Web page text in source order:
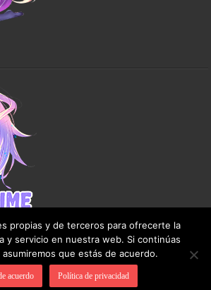
- Este sitio no almacena ningún archivo en sus
contenido de dominio público de manera gratuita.
propias y de terceros para ofrecerte la
y servicio en nuestra web. Si continúas
asumiremos que estás de acuerdo.
acuerdo Política de privacidad